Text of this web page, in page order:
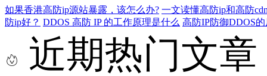
如果香港高防ip源站暴露，该怎么办? 一文读懂高防ip和高防
防ip好？ DDOS 高防 IP 的工作原理是什么 高防IP防御DDOS
近期热门文章